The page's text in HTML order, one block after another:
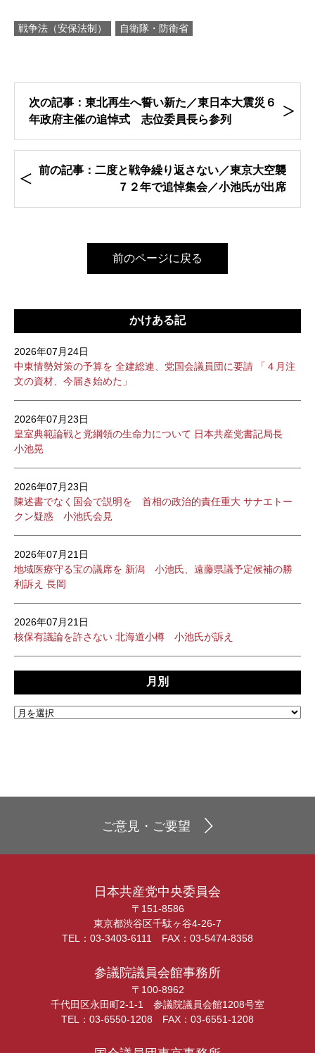
戦争法（安保法制） 自衛隊・防衛省
次の記事：東北再生へ誓い新た／東日本大震災６
年政府主催の追悼式 志位委員長ら参列
前の記事：二度と戦争繰り返さない／東京大空襲
７２年で追悼集会／小池氏が出席
前のページに戻る
かけある記
2026年07月24日
中東情勢対策の予算を 全建総連、党国会議員団に要請 「４月注
文の資材、今届き始めた」
2026年07月23日
皇室典範論戦と党綱領の生命力について 日本共産党書記局長
小池晃
2026年07月23日
陳述書でなく国会で説明を 首相の政治的責任重大 サナエトー
クン疑惑 小池氏会見
2026年07月21日
地域医療守る宝の議席を 新潟 小池氏、遠藤県議予定候補の勝
利訴え 長岡
2026年07月21日
核保有議論を許さない 北海道小樽 小池氏が訴え
月別
ご意見・ご要望
日本共産党中央委員会
〒151-8586
東京都渋谷区千駄ヶ谷4-26-7
TEL：03-3403-6111 FAX：03-5474-8358
参議院議員会館事務所
〒100-8962
千代田区永田町2-1-1 参議院議員会館1208号室
TEL：03-6550-1208 FAX：03-6551-1208